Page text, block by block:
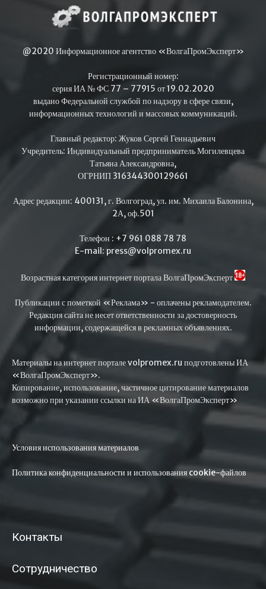
@2020 Информационное агентство «ВолгаПромЭксперт»
Регистрационный номер:
серия ИА № ФС 77 – 77915 от 19.02.2020
выдано Федеральной службой по надзору в сфере связи,
информационных технологий и массовых коммуникаций.
Главный редактор: Жуков Сергей Геннадьевич
Учредитель: Индивидуальный предприниматель Могилевцева
Татьяна Александровна,
ОГРНИП 316344300129661
Адрес редакции: 400131, г. Волгоград, ул. им. Михаила Балонина,
2А, оф.501
Телефон : +7 961 088 78 78
E-mail: press@volpromex.ru
Возрастная категория интернет портала ВолгаПромЭксперт
Публикации с пометкой «Реклама» - оплачены рекламодателем.
Редакция сайта не несет ответственности за достоверность
информации, содержащейся в рекламных объявлениях.
Материалы на интернет портале volpromex.ru подготовлены ИА
«ВолгаПромЭксперт».
Копирование, использование, частичное цитирование материалов
возможно при указании ссылки на ИА «ВолгаПромЭксперт»
Условия использования материалов
Политика конфиденциальности и использования cookie-файлов
Контакты
Сотрудничество